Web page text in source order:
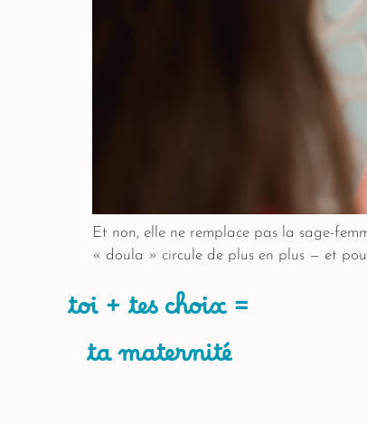
Et non, elle ne remplace pas la sage-
« doula » circule de plus en plus — et
toi + tes choix =
ta maternité